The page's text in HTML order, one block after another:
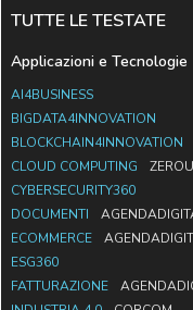
TUTTE LE TESTATE
Applicazioni e Tecnologie
AI4BUSINESS
BIGDATA4INNOVATION
BLOCKCHAIN4INNOVATION
CLOUD COMPUTING
CYBERSECURITY360
DOCUMENTI
ECOMMERCE
ESG360
FATTURAZIONE